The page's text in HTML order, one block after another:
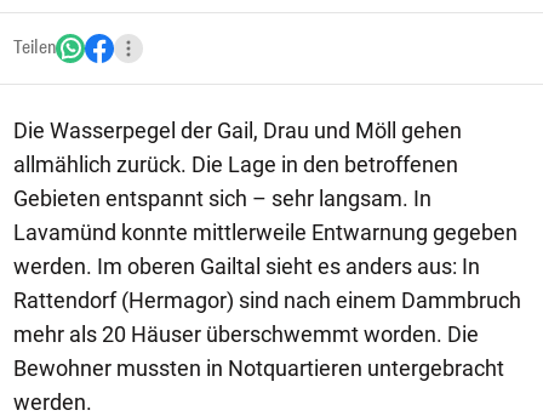
Teilen
Die Wasserpegel der Gail, Drau und Möll gehen
allmählich zurück. Die Lage in den betroffenen
Gebieten entspannt sich – sehr langsam. In
Lavamünd konnte mittlerweile Entwarnung gegeben
werden. Im oberen Gailtal sieht es anders aus: In
Rattendorf (Hermagor) sind nach einem Dammbruch
mehr als 20 Häuser überschwemmt worden. Die
Bewohner mussten in Notquartieren untergebracht
werden.